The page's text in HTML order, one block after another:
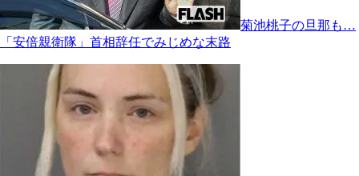
菊池桃子の旦那も…
「安倍親衛隊」首相辞任でみじめな末路